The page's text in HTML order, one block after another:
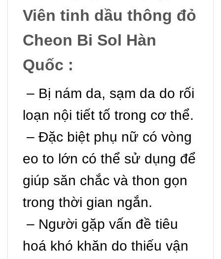
Viên tinh dầu thông đỏ
Cheon Bi Sol Hàn
Quốc :
– Bị nám da, sạm da do rối
loạn nội tiết tố trong cơ thể.
– Đặc biệt phụ nữ có vòng
eo to lớn có thể sử dụng để
giúp săn chắc và thon gọn
trong thời gian ngắn.
– Người gặp vấn đề tiêu
hoá khó khăn do thiếu vận